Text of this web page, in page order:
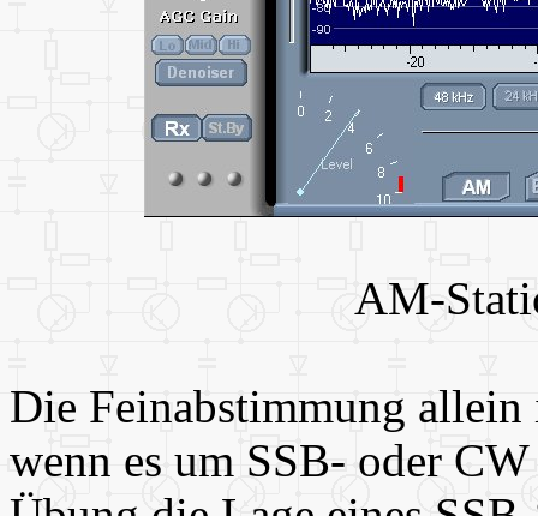
AM-
Die Feinabstimmung
wenn es um SSB- oder